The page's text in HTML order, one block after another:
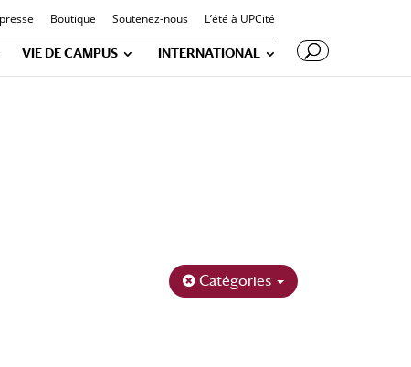
Boutique Soutenez-nous L’été à UPCité
VIE DE CAMPUS INTERNATIONAL
Catégories